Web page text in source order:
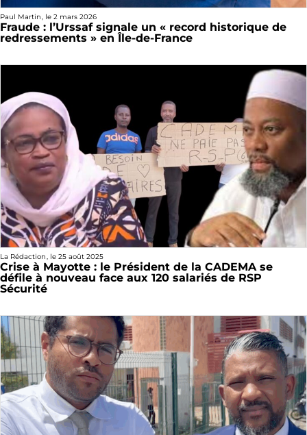
Paul Martin, le 2 mars 2026
Fraude : l’Urssaf signale un « record historique de
redressements » en Île-de-France
La Rédaction, le 25 août 2025
Crise à Mayotte : le Président de la CADEMA se
défile à nouveau face aux 120 salariés de RSP
Sécurité